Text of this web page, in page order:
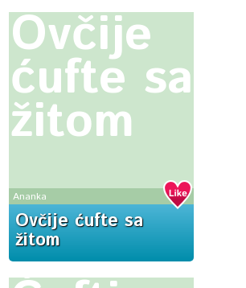
Ovčije
ćufte sa
žitom
Ananka
Ovčije ćufte sa
žitom